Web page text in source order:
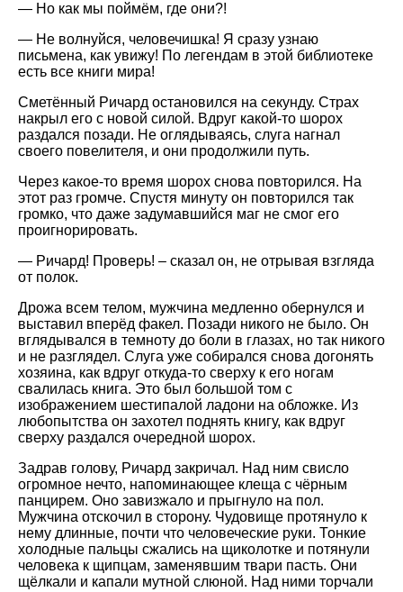
— Но как мы поймём, где они?!
— Не волнуйся, человечишка! Я сразу узнаю
письмена, как увижу! По легендам в этой библиотеке
есть все книги мира!
Сметённый Ричард остановился на секунду. Страх
накрыл его с новой силой. Вдруг какой-то шорох
раздался позади. Не оглядываясь, слуга нагнал
своего повелителя, и они продолжили путь.
Через какое-то время шорох снова повторился. На
этот раз громче. Спустя минуту он повторился так
громко, что даже задумавшийся маг не смог его
проигнорировать.
— Ричард! Проверь! – сказал он, не отрывая взгляда
от полок.
Дрожа всем телом, мужчина медленно обернулся и
выставил вперёд факел. Позади никого не было. Он
вглядывался в темноту до боли в глазах, но так никого
и не разглядел. Слуга уже собирался снова догонять
хозяина, как вдруг откуда-то сверху к его ногам
свалилась книга. Это был большой том с
изображением шестипалой ладони на обложке. Из
любопытства он захотел поднять книгу, как вдруг
сверху раздался очередной шорох.
Задрав голову, Ричард закричал. Над ним свисло
огромное нечто, напоминающее клеща с чёрным
панцирем. Оно завизжало и прыгнуло на пол.
Мужчина отскочил в сторону. Чудовище протянуло к
нему длинные, почти что человеческие руки. Тонкие
холодные пальцы сжались на щиколотке и потянули
человека к щипцам, заменявшим твари пасть. Они
щёлкали и капали мутной слюной. Над ними торчали